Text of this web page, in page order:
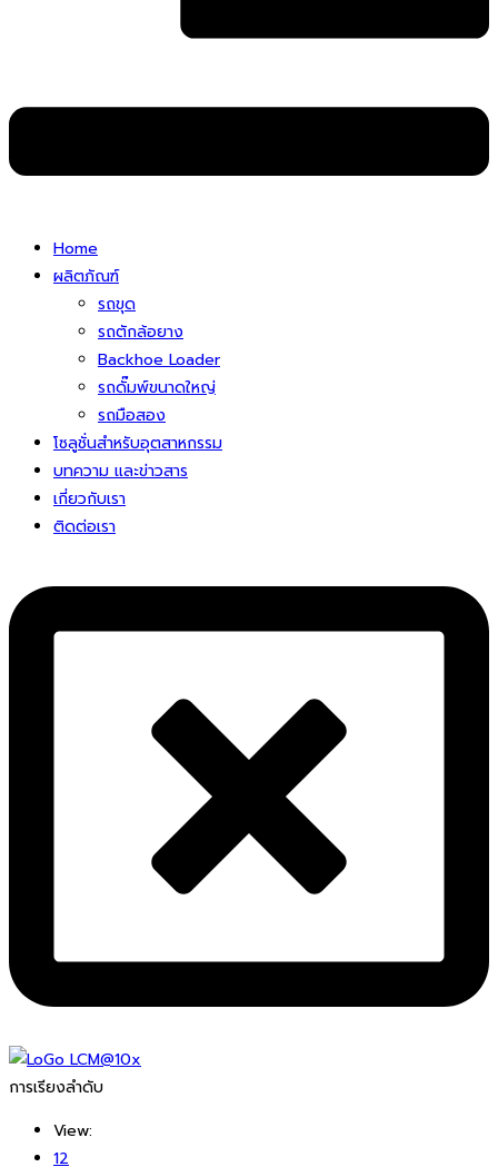
Home
ผลิตภัณฑ์
รถขุด
รถตักล้อยาง
Backhoe Loader
รถดั๊มพ์ขนาดใหญ่
รถมือสอง
โซลูชั่นสําหรับอุตสาหกรรม
บทความ และข่าวสาร
เกี่ยวกับเรา
ติดต่อเรา
การเรียงลำดับ
View:
12